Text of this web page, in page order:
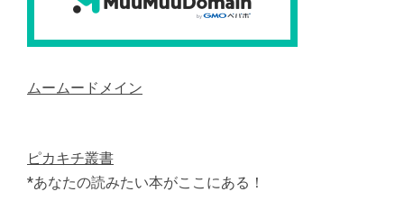
ムームードメイン
ピカキチ叢書
*あなたの読みたい本がここにある！